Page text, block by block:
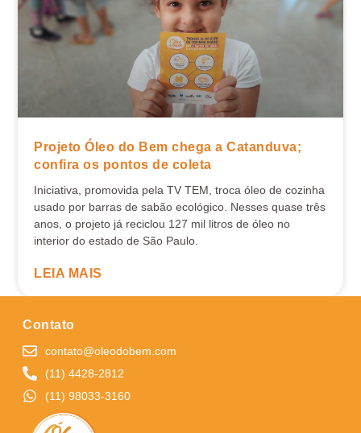
Projeto Óleo do Bem chega a Catanduva;
confira os pontos de coleta
Iniciativa, promovida pela TV TEM, troca óleo de cozinha
usado por barras de sabão ecológico. Nesses quase três
anos, o projeto já reciclou 127 mil litros de óleo no
interior do estado de São Paulo.
LEIA MAIS
Contato
contato@oleodobem.com
(11) 4428-2812
(11) 98033-3160